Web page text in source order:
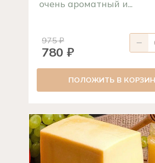
очень ароматный и...
975 ₽
780 ₽
ПОЛОЖИТЬ В